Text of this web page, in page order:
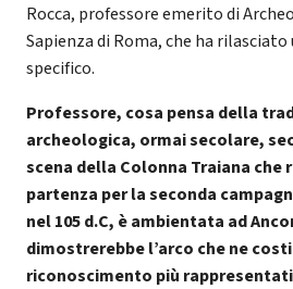
Rocca, professore emerito di
Sapienza di Roma, che ha
specifico.
Professore, cosa pensa della
archeologica, ormai secolare,
scena della Colonna Traiana che
partenza per la seconda
nel 105 d.C, è ambientata ad
dimostrerebbe l’arco che ne
riconoscimento più